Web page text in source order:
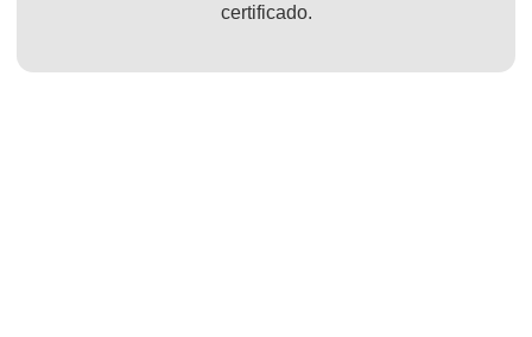
certificado.